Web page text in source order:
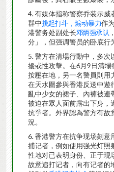
有媒体指称警察乔装示威
群中挑起打斗，煽动暴力作
港警务处副处长邓炳强承认
分」，但强调警员的卧底行
警方在清場行動中，多次
擾或性攻擊。在6月9日清
按壓在地，另一名警員則用
在天水圍參與香港反送中遊
亂中少女的裙子、內褲被連
被迫在眾人面前露出下身，
抗爭者。外界認為警方有故
況。
香港警方在抗争现场刻意
捕记者，例如使用强光灯照
性地对已表明身份、正于现
故意追打记者，向有记者的